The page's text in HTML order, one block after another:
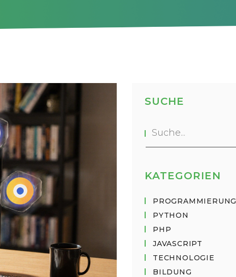
SUCHE
KATEGORIEN
PROGRAMMIERUNG
PYTHON
PHP
JAVASCRIPT
TECHNOLOGIE
BILDUNG